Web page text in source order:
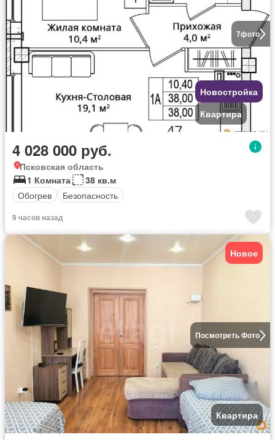
7фото
Новостройка
Квартира
4 028 000 руб.
Псковская область
1 Комната
38 кв.м
Обогрев
Безопасность
9 часов назад
Посмотреть Фото
Новое
Квартира